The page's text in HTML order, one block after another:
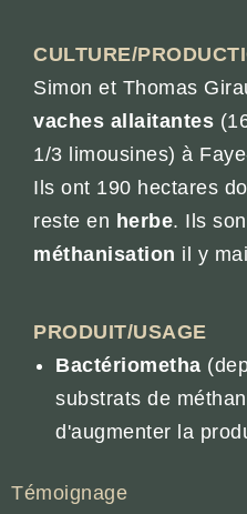
CULTURE/
Simon et Thomas
vaches allaitantes
1/3 limousines) à
Ils ont 190 hectares
reste en herbe. Ils
méthanisation il y
PRODUIT/USAGE
Bactériometha
substrats de
d'augmenter la
Témoignage